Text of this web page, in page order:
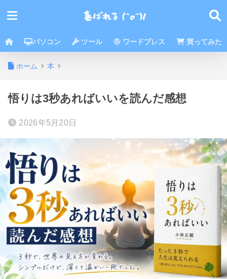
パソコン ツール ワードプレス 買ってみた
ホーム 本
悟りは3秒あればいいを読んだ感想
2026年5月20日